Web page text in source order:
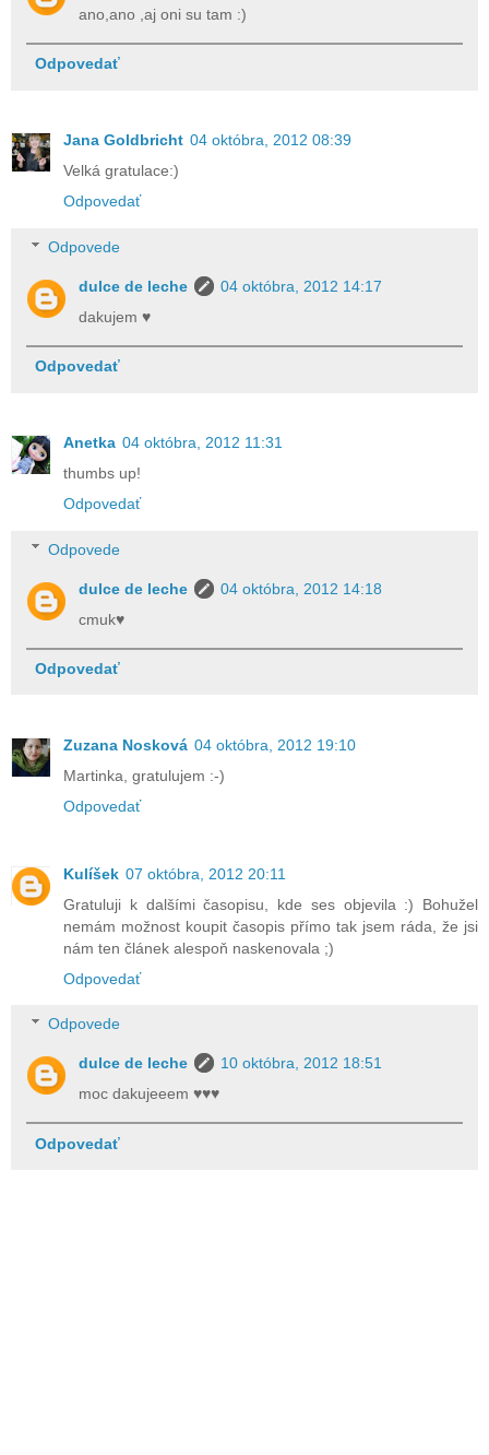
ano,ano ,aj oni su tam :)
Odpovedať
Jana Goldbricht 04 októbra, 2012 08:39
Velká gratulace:)
Odpovedať
Odpovede
dulce de leche
04 októbra, 2012 14:17
dakujem ♥
Odpovedať
Anetka 04 októbra, 2012 11:31
thumbs up!
Odpovedať
Odpovede
dulce de leche
04 októbra, 2012 14:18
cmuk♥
Odpovedať
Zuzana Nosková 04 októbra, 2012 19:10
Martinka, gratulujem :-)
Odpovedať
Kulíšek 07 októbra, 2012 20:11
Gratuluji k dalšími časopisu, kde ses objevila :) Bohužel
nemám možnost koupit časopis přímo tak jsem ráda, že jsi
nám ten článek alespoň naskenovala ;)
Odpovedať
Odpovede
dulce de leche
10 októbra, 2012 18:51
moc dakujeeem ♥♥♥
Odpovedať